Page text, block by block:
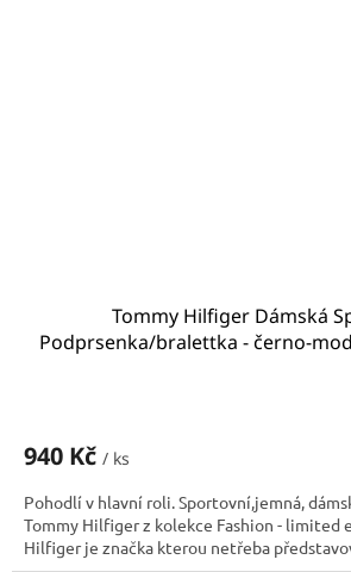
Tommy Hilfiger Dámská
Podprsenka/bralettka - černo-
940 Kč / ks
Pohodlí v hlavní roli. Sportovní,jemná,
Tommy Hilfiger z kolekce Fashion - limited
Hilfiger je značka kterou netřeba